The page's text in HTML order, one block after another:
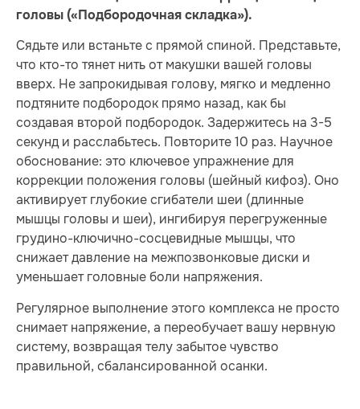
головы («Подбородочная складка»).
Сядьте или встаньте с прямой спиной. Представьте,
что кто-то тянет нить от макушки вашей головы
вверх. Не запрокидывая голову, мягко и медленно
подтяните подбородок прямо назад, как бы
создавая второй подбородок. Задержитесь на 3-5
секунд и расслабьтесь. Повторите 10 раз. Научное
обоснование: это ключевое упражнение для
коррекции положения головы (шейный кифоз). Оно
активирует глубокие сгибатели шеи (длинные
мышцы головы и шеи), ингибируя перегруженные
грудино-ключично-сосцевидные мышцы, что
снижает давление на межпозвонковые диски и
уменьшает головные боли напряжения.
Регулярное выполнение этого комплекса не просто
снимает напряжение, а переобучает вашу нервную
систему, возвращая телу забытое чувство
правильной, сбалансированной осанки.